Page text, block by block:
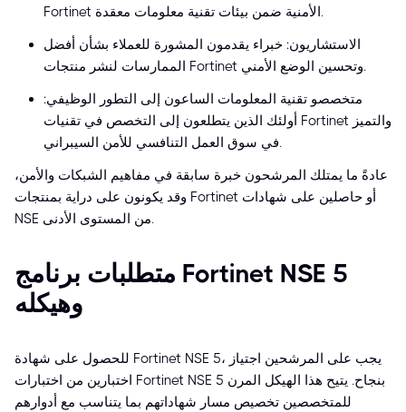
Fortinet الأمنية ضمن بيئات تقنية معلومات معقدة.
الاستشاريون: خبراء يقدمون المشورة للعملاء بشأن أفضل
الممارسات لنشر منتجات Fortinet وتحسين الوضع الأمني.
متخصصو تقنية المعلومات الساعون إلى التطور الوظيفي:
أولئك الذين يتطلعون إلى التخصص في تقنيات Fortinet والتميز
في سوق العمل التنافسي للأمن السيبراني.
عادةً ما يمتلك المرشحون خبرة سابقة في مفاهيم الشبكات والأمن،
وقد يكونون على دراية بمنتجات Fortinet أو حاصلين على شهادات
NSE من المستوى الأدنى.
متطلبات برنامج Fortinet NSE 5
وهيكله
للحصول على شهادة Fortinet NSE 5، يجب على المرشحين اجتياز
اختبارين من اختبارات Fortinet NSE 5 بنجاح. يتيح هذا الهيكل المرن
للمتخصصين تخصيص مسار شهاداتهم بما يتناسب مع أدوارهم